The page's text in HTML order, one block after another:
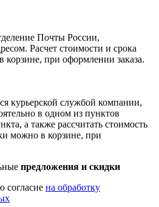
Почты России,
Расчет стоимости и срока
корзине, при оформлении заказа.
курьерской службой компании,
в одном из пунктов
а также рассчитать стоимость
можно в корзине, при
предложения и скидки
согласие на обработку